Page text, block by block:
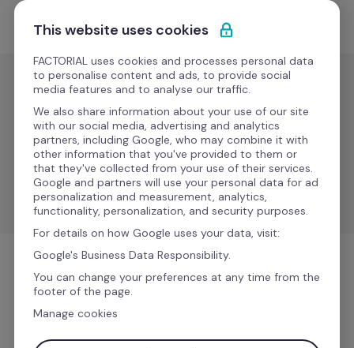
Saltar para o conteúdo
Comece grátis
Recrutamento e ATS
Greenhouse
Adicione seus novos contratados a nossa plataforma
automaticamente
Recrutamento e ATS
Mais informações
This website uses cookies
FACTORIAL uses cookies and processes personal data
to personalise content and ads, to provide social
media features and to analyse our traffic.
We also share information about your use of our site
with our social media, advertising and analytics
partners, including Google, who may combine it with
other information that you've provided to them or
that they've collected from your use of their services.
Google and partners will use your personal data for ad
personalization and measurement, analytics,
functionality, personalization, and security purposes.
For details on how Google uses your data, visit:
Google's Business Data Responsibility.
You can change your preferences at any time from the
footer of the page.
Manage cookies